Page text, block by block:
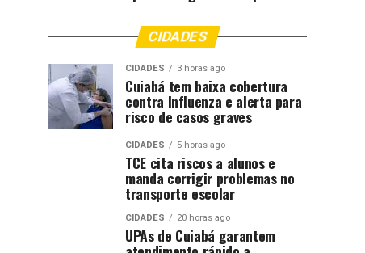
CIDADES
CIDADES 3 horas ago
Cuiabá tem baixa cobertura
contra Influenza e alerta para
risco de casos graves
CIDADES 5 horas ago
TCE cita riscos a alunos e
manda corrigir problemas no
transporte escolar
CIDADES 20 horas ago
UPAs de Cuiabá garantem